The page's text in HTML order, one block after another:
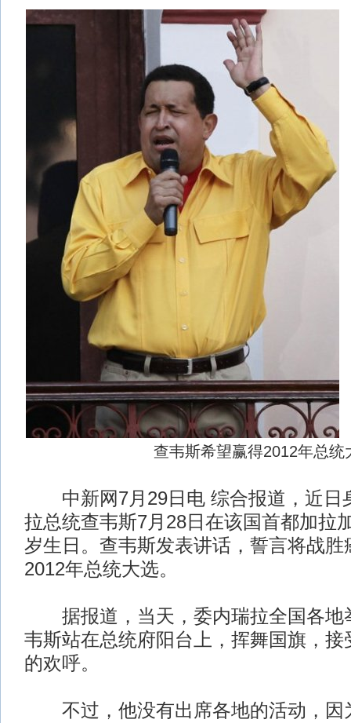
查韦斯希望赢得2012年总统
中新网7月29日电 综合报道，近日
拉总统查韦斯7月28日在该国首都加拉
岁生日。查韦斯发表讲话，誓言将战胜
2012年总统大选。
据报道，当天，委内瑞拉全国各地
韦斯站在总统府阳台上，挥舞国旗，接
的欢呼。
不过，他没有出席各地的活动，因